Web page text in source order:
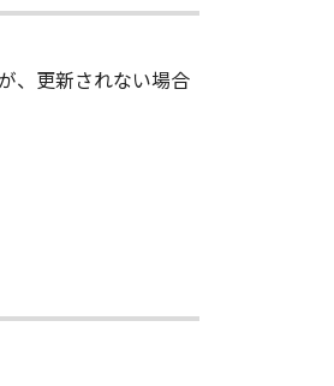
ウエア」を
を問わず
るいかな
でも同様
、更新されない場合